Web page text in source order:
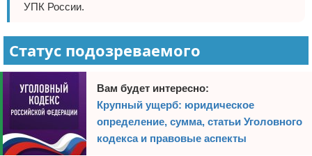
УПК России.
Статус подозреваемого
Вам будет интересно:
Крупный ущерб: юридическое
определение, сумма, статьи Уголовного
кодекса и правовые аспекты